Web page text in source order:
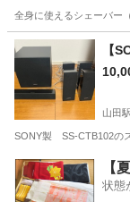
全身に使えるシェーバー
大阪 岸和田市
【
山田駅
SONY製 SS-CTB102の
大阪 吹田市 山
【
状態